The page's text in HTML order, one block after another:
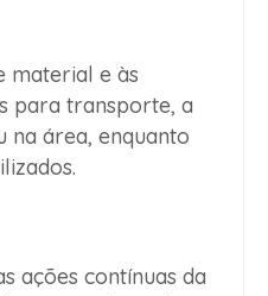
material e às
para transporte, a
na área, enquanto
ações contínuas da